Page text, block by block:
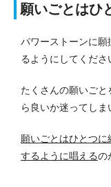
願いごとはひ
パワーストーンに
るようにしてくださ
たくさんの願いご
ら良いか迷ってしま
願いごとはひとつ
するように唱えるの